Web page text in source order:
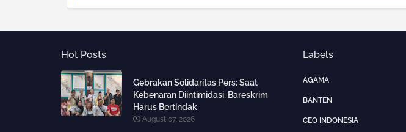
Hot Posts
Gebrakan Solidaritas Pers: Saat
Kebenaran Diintimidasi, Bareskrim
Harus Bertindak
August 07, 2026
Labels
AGAMA
BANTEN
CEO INDONESIA